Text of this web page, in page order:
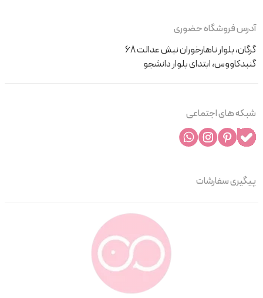
آدرس فروشگاه حضوری
گرگان، بلوار ناهارخوران نبش عدالت 68
گنبدکاووس، ابتدای بلوار دانشجو
شبکه های اجتماعی
پیگیری سفارشات